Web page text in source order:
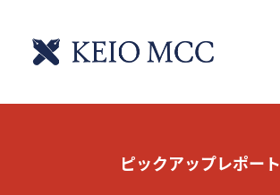
ピックアップレポート